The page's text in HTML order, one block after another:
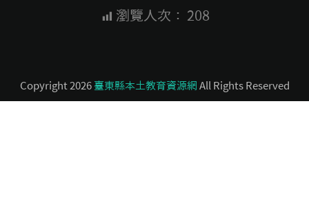
瀏覽人次： 208
Copyright 2026 臺東縣本土教育資源網 All Rights Reserved